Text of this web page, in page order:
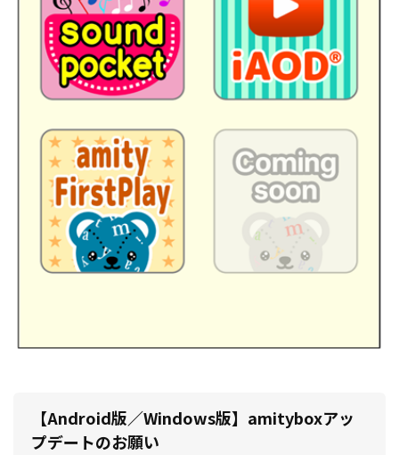
【Android版／Windows版】amityboxアッ
プデートのお願い